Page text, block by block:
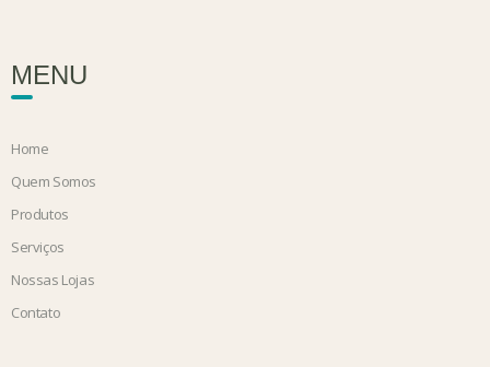
MENU
Home
Quem Somos
Produtos
Serviços
Nossas Lojas
Contato